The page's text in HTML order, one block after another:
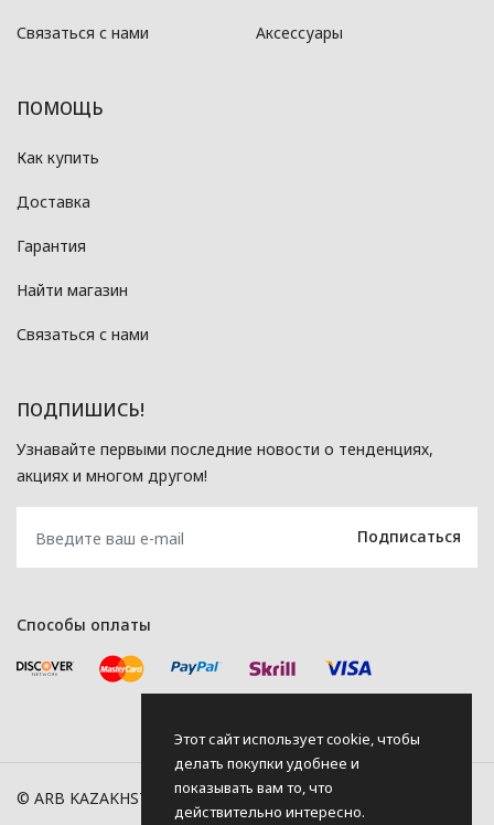
Связаться с нами Аксессуары
ПОМОЩЬ
Как купить
Доставка
Гарантия
Найти магазин
Связаться с нами
ПОДПИШИСЬ!
Узнавайте первыми последние новости о тенденциях,
акциях и многом другом!
Способы оплаты
© ARB KAZAKHSTAN, 2026
Этот сайт использует cookie, чтобы
делать покупки удобнее и
показывать вам то, что
действительно интересно.